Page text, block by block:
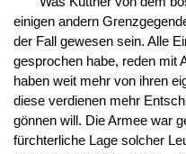
einigen andern
der Fall gewesen sein. Alle
gesprochen habe, reden mit
haben weit mehr von ihren
diese verdienen mehr
gönnen will. Die Armee war
fürchterliche Lage solcher